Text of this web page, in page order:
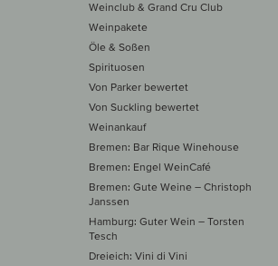
Weinclub & Grand Cru Club
Weinpakete
Öle & Soßen
Spirituosen
Von Parker bewertet
Von Suckling bewertet
Weinankauf
Bremen: Bar Rique Winehouse
Bremen: Engel WeinCafé
Bremen: Gute Weine – Christoph
Janssen
Hamburg: Guter Wein – Torsten
Tesch
Dreieich: Vini di Vini